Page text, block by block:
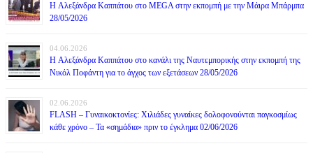
H Αλεξάνδρα Καππάτου στο MEGA στην εκπομπή με την Μάιρα Mπάρμπα
28/05/2026
04.06.2026
H Αλεξάνδρα Καππάτου στο κανάλι της Ναυτεμπορικής στην εκπομπή της
Νικόλ Ποφάντη για το άγχος των εξετάσεων 28/05/2026
02.06.2026
FLASH – Γυναικοκτονίες: Χιλιάδες γυναίκες δολοφονούνται παγκοσμίως
κάθε χρόνο – Τα «σημάδια» πριν το έγκλημα 02/06/2026